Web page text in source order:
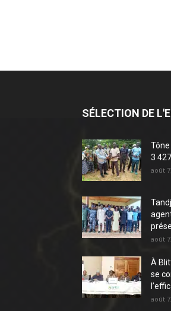
SÉLECTION DE
Tône
3
août
août
À
se
août